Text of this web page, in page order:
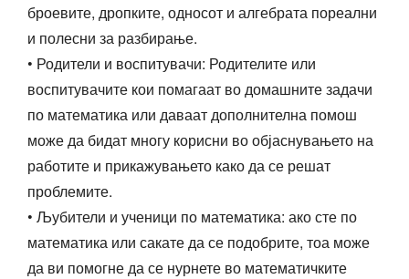
броевите, дропките, односот и алгебрата пореални
и полесни за разбирање.
• Родители и воспитувачи: Родителите или
воспитувачите кои помагаат во домашните задачи
по математика или даваат дополнителна помош
може да бидат многу корисни во објаснувањето на
работите и прикажувањето како да се решат
проблемите.
• Љубители и ученици по математика: ако сте по
математика или сакате да се подобрите, тоа може
да ви помогне да се нурнете во математичките